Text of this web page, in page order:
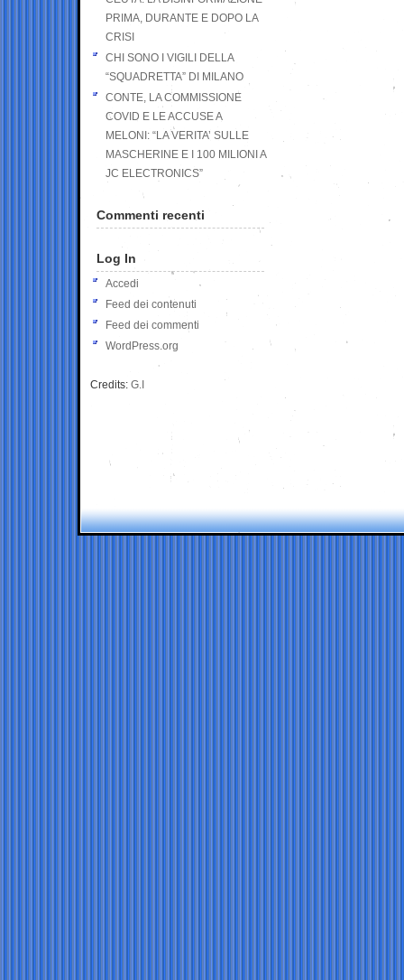
PRIMA, DURANTE E DOPO LA
CRISI
CHI SONO I VIGILI DELLA
“SQUADRETTA” DI MILANO
CONTE, LA COMMISSIONE
COVID E LE ACCUSE A
MELONI: “LA VERITA’ SULLE
MASCHERINE E I 100 MILIONI A
JC ELECTRONICS”
Commenti recenti
Log In
Accedi
Feed dei contenuti
Feed dei commenti
WordPress.org
Credits: G.I